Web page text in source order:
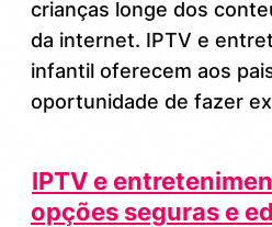
6. Como Escolher o IPTV e o
Qual é o melhor serviço IPTV
Conclusão
crianças longe dos
da internet. IPTV e
infantil oferecem aos
oportunidade de fazer
IPTV e
opções seguras e